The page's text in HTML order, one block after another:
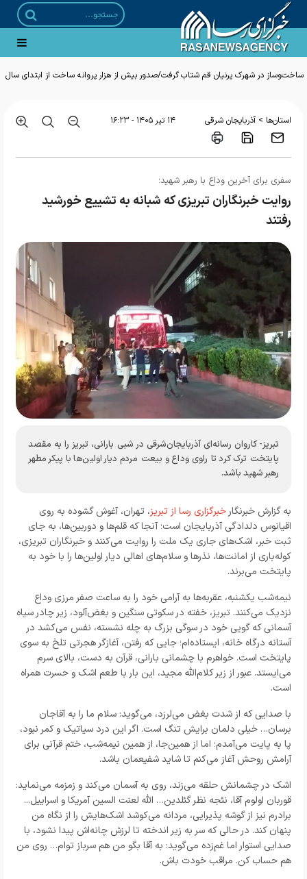
ساخت‌وساز در شهرک پرنیان قم شتاب گرفت/صدور بیش از هزار پروانه ساخت از ابتدای سال
استان‌ها > آذربایجان شرقی ۱۴ تير ۱۴۰۵ - ۱۶:۲۳
سفری برای آخرین وداع با رهبر شهید؛
روایت خبرنگاران تبریزی که شبانه به تشییع خورشید
رفتند
تبریز- کاروان رسانه‌ای آذربایجان‌شرقی در شبی بارانی، تبریز را به مقصد
پایتخت ترک کرد تا راوی وداع و بیعت مردم دیار اولین‌ها با پیکر مطهر
رهبر شهید باشد.
به گزارش خبرنگار خبرگزاری رسا از تبریز، تهران، آغوش گشوده به روی
اقیانوس دلدادگی آذربایجان است؛ آنجا که قلم‌ها و دوربین‌ها، به جای
ثبت خبر، اشک‌های جاری یک ملت را روایت می‌کنند و خبرنگاران تبریزی،
کوله‌باری از امانت‌ها، نذرها و سلام‌های اهالی دیار اولین‌ها را با خود به
پایتخت می‌برند.
نیمه‌شب یکشنبه، عقربه‌ها به آرامی خود را به ساعت صفر مرزی وداع
نزدیک می‌کنند. تبریز، خفته در سکوتی سنگین و بغض‌آلود، زیر چادر سیاه
آسمانی که گویی خود در سوگی بزرگ به چله نشسته، نفس می‌کشد در
آستانه درگاه خانه، ایستاده‌ام؛ جایی که رفتن، آغازگر هجرتی تلخ به سوی
پایتخت است. خواهرم با چشمانی بارانی، قرآن به دست، بالای سرم
می‌ایستد. عبور از زیر کلام‌الله مجید، این بار با طعم اشک و حسرت همراه
است.
با صدایی که از شدت بغض می‌لرزد، می‌گوید: سلام ما را به آقاجان
برسان… خیلی دلمان برایش تنگ است. اگر این درد سیاتیک و کمر نبود،
پا به پایت می‌آمدم؛ اما از همین‌جا، از همین نیمه‌شب، ختم قرآنی برای
آرامش روحش آغاز می‌کنم تا شاید شفیعمان باشد.
اشک در چشمانش حلقه می‌زند، روی به آسمان می‌کند و زمزمه می‌نماید:
قوربان اولوم آقا، نئجه نظر گئلدین… الله لعنت السین آمریکا و اسراییل...
برادرم نیز از گوشه پذیرایی، مردانه می‌کوشد اشک‌هایش را از نگاه من
پنهان کند. در حالی که سر به زیر اندخته تا لرزش چانه‌اش پیدا نشود، با
صدایی استوار اما غم‌زده می‌گوید: به آقا بگو من هم سرباز توام… روی من
هم حساب کن. مراقب خودت باش.